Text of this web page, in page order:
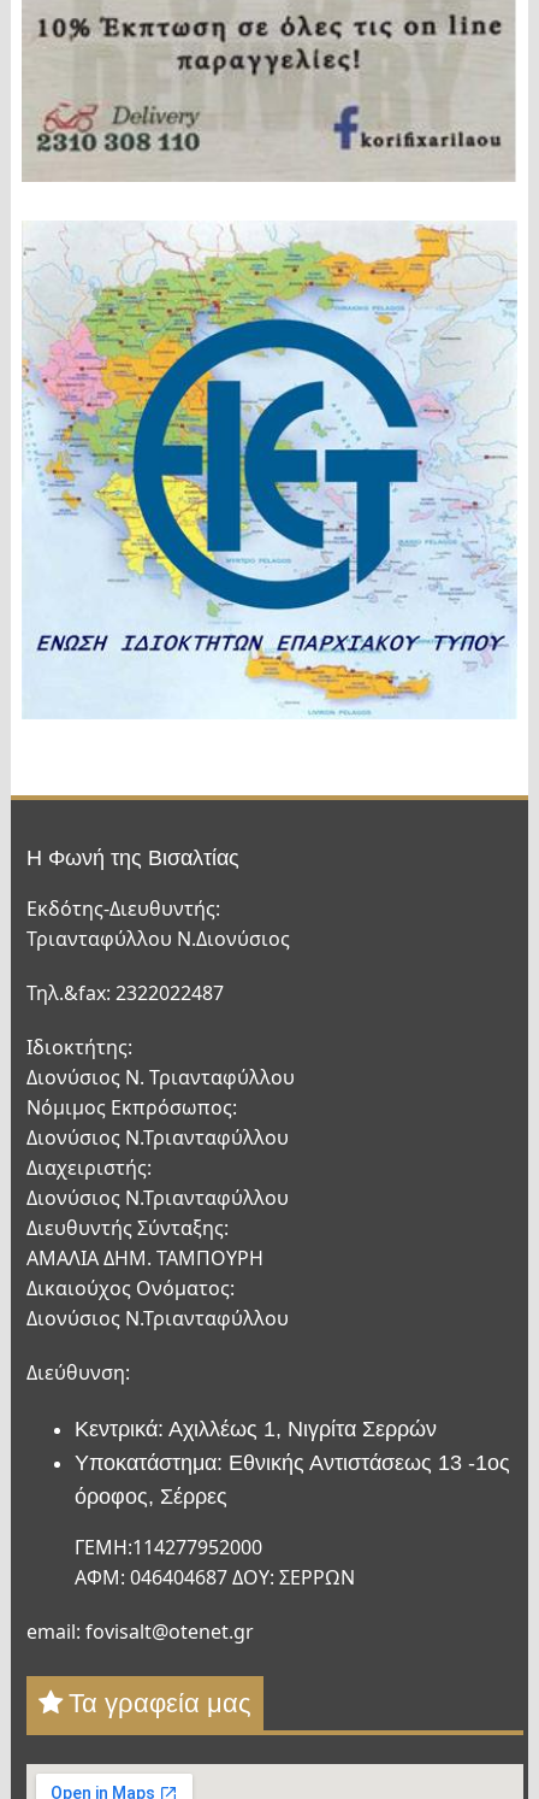
Η Φωνή της Βισαλτίας
Εκδότης-Διευθυντής:
Τριανταφύλλου Ν.Διονύσιος
Τηλ.&fax: 2322022487
Ιδιοκτήτης:
Διονύσιος Ν. Τριανταφύλλου
Νόμιμος Εκπρόσωπος:
Διονύσιος Ν.Τριανταφύλλου
Διαχειριστής:
Διονύσιος Ν.Τριανταφύλλου
Διευθυντής Σύνταξης:
ΑΜΑΛΙΑ ΔΗΜ. ΤΑΜΠΟΥΡΗ
Δικαιούχος Ονόματος:
Διονύσιος Ν.Τριανταφύλλου
Διεύθυνση:
Κεντρικά: Αχιλλέως 1, Νιγρίτα Σερρών
Υποκατάστημα: Εθνικής Αντιστάσεως 13 -1ος
όροφος, Σέρρες
ΓΕΜΗ:114277952000
ΑΦΜ: 046404687 ΔΟΥ: ΣΕΡΡΩΝ
email: fovisalt@otenet.gr
Τα γραφεία μας